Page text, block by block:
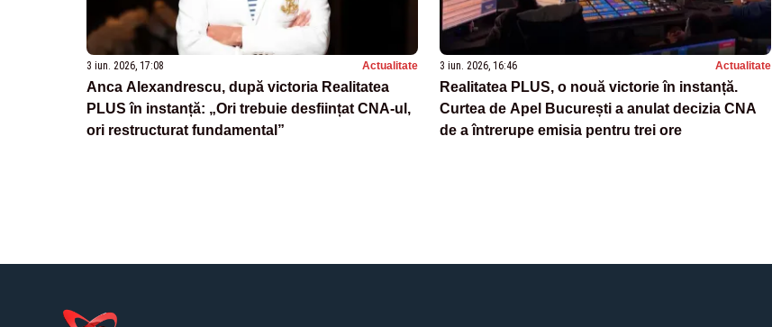
3 iun. 2026, 17:08 Actualitate
Anca Alexandrescu, după victoria Realitatea
PLUS în instanță: „Ori trebuie desființat CNA-ul,
ori restructurat fundamental”
3 iun. 2026, 16:46 Actualitate
Realitatea PLUS, o nouă victorie în instanță.
Curtea de Apel București a anulat decizia CNA
de a întrerupe emisia pentru trei ore